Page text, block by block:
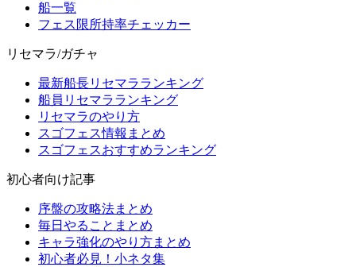
船一覧
フェス限所持率チェッカー
リセマラ/ガチャ
最新船長リセマラランキング
船員リセマラランキング
リセマラのやり方
スゴフェス情報まとめ
スゴフェスおすすめランキング
初心者向け記事
序盤の攻略法まとめ
毎日やることまとめ
キャラ強化のやり方まとめ
初心者必見！小ネタ集